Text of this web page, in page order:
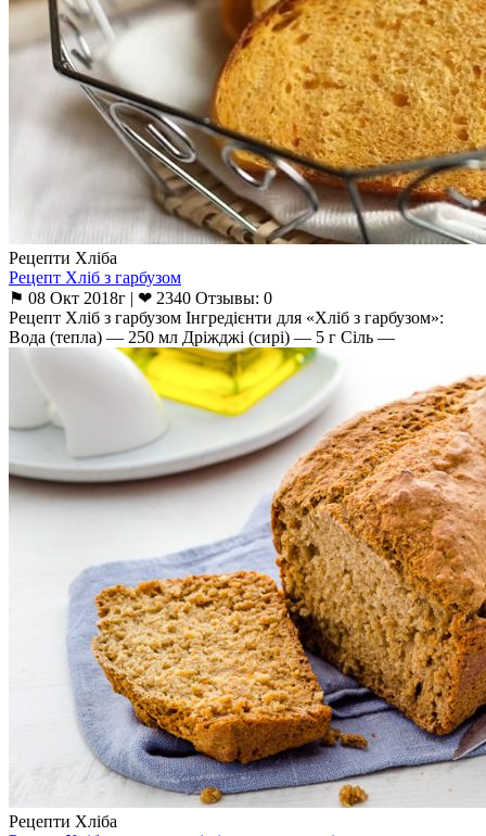
Рецепти Хліба
Рецепт Хліб з гарбузом
⚑ 08 Окт 2018г | ❤ 2340 Отзывы: 0
Рецепт Хліб з гарбузом Інгредієнти для «Хліб з гарбузом»:
Вода (тепла) — 250 мл Дріжджі (сирі) — 5 г Сіль —
Рецепти Хліба